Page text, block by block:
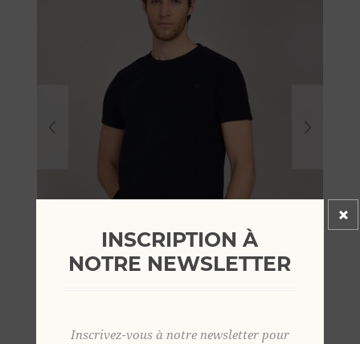
INSCRIPTION À
NOTRE NEWSLETTER
Inscrivez-vous à notre newsletter pour